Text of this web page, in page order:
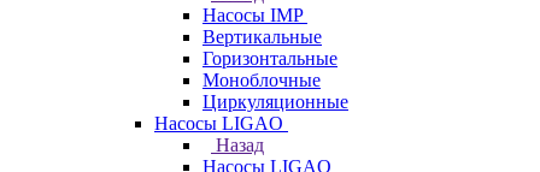
Насосы IMP
Вертикальные
Горизонтальные
Моноблочные
Циркуляционные
Насосы LIGAO
Назад
Насосы LIGAO